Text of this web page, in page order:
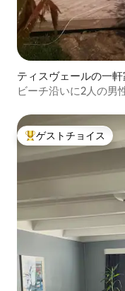
ティスヴェールの一軒
ビーチ沿いに2人の男
大好評のゲストチョ
ゲストチョイス